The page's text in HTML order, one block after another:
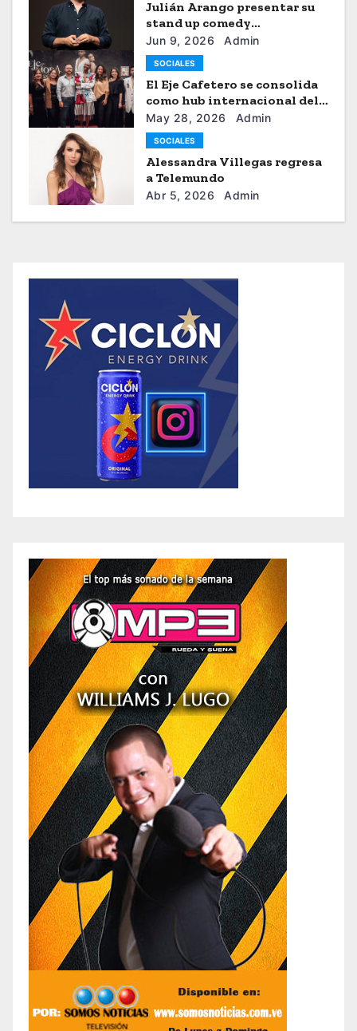
Julián Arango presentar su
stand up comedy
“Julianchou”
Jun 9, 2026 Admin
SOCIALES
El Eje Cafetero se consolida
como hub internacional del
sistema moda
May 28, 2026 Admin
SOCIALES
Alessandra Villegas regresa
a Telemundo
Abr 5, 2026 Admin